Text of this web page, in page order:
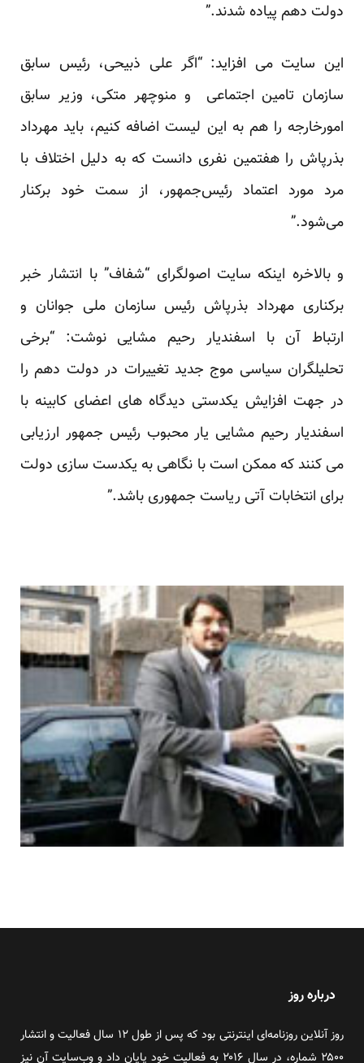
دولت دهم پیاده شدند.”
این سایت می افزاید: “اگر علی ذبیحی، رئیس سابق
سازمان تامین اجتماعی و منوچهر متکی، وزیر سابق
امورخارجه را هم به این لیست اضافه کنیم، باید مهرداد
بذرپاش را هفتمین نفری دانست که به دلیل اختلاف با
مرد مورد اعتماد رئیس‌جمهور، از سمت خود برکنار
می‌شود.”
و بالاخره اینکه سایت اصولگرای “شفاف”با انتشار خبر
برکناری مهرداد بذرپاش رئیس سازمان ملی جوانان و
ارتباط آن با اسفندیار رحیم مشایی نوشت: “برخی
تحلیلگران سیاسی موج جدید تغییرات در دولت دهم را
در جهت افزایش یکدستی دیدگاه های اعضای کابینه با
اسفندیار رحیم مشایی یار محبوب رئیس جمهور ارزیابی
می کنند که ممکن است با نگاهی به یکدست سازی دولت
برای انتخابات آتی ریاست جمهوری باشد.”
درباره روز
روز آنلاین روزنامه‌ای اینترنتی بود که پس از طول ۱۲ سال فعالیت و انتشار
۲۵۰۰ شماره، در سال ۲۰۱۶ به فعالیت خود پایان داد و وب‌سایت آن نیز